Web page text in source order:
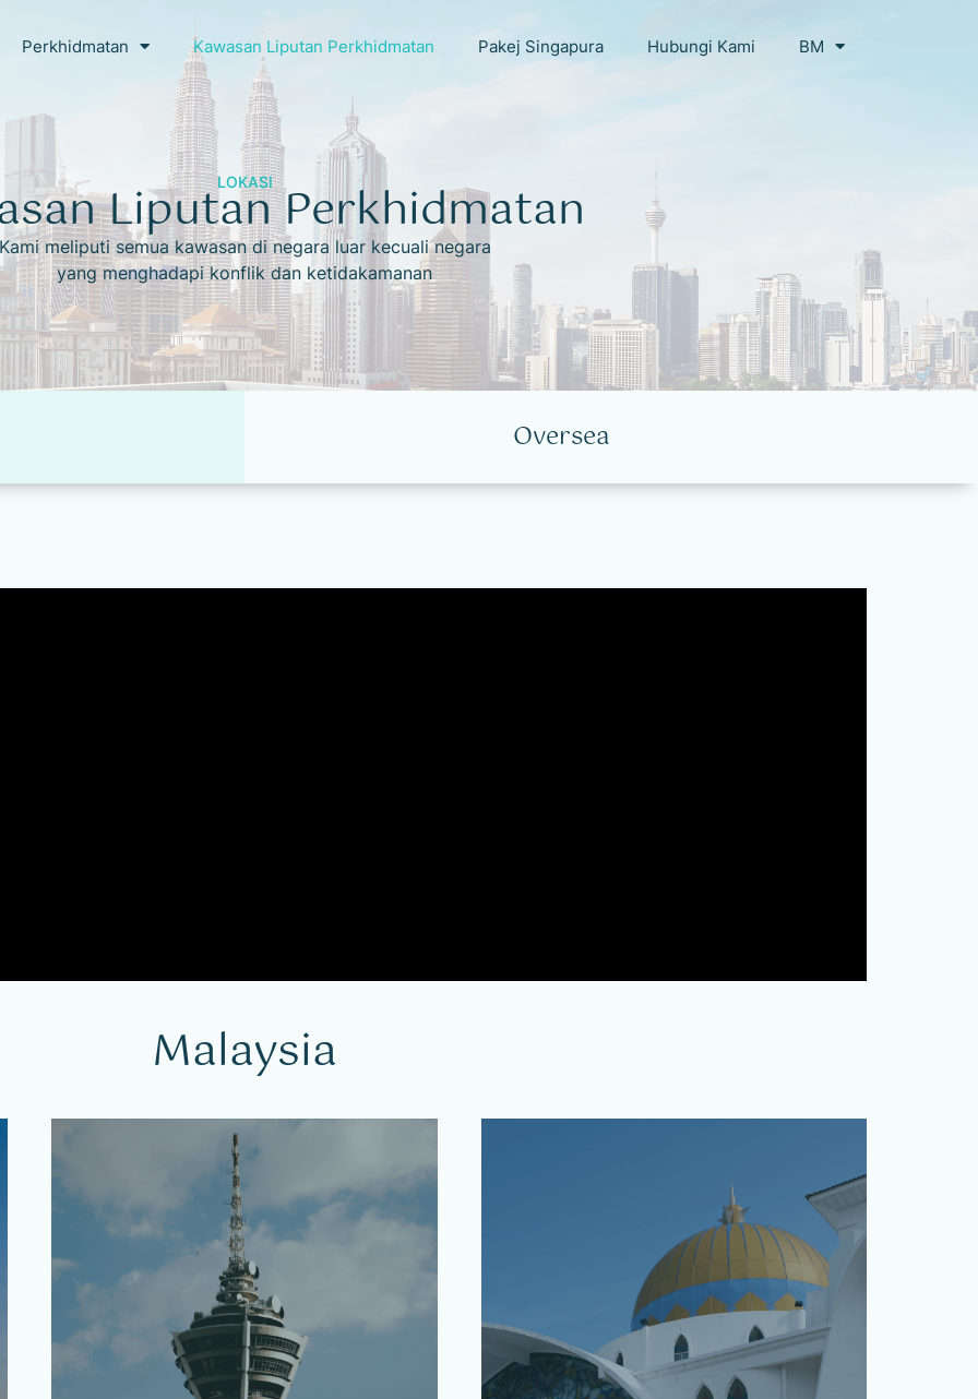
Perkhidmatan Kawasan Liputan Perkhidmatan Pakej Singapura Hubungi Kami BM
LOKASI
Liputan Perkhidmatan
Kami meliputi semua kawasan di negara luar kecuali negara
yang menghadapi konflik dan ketidakamanan
Oversea
Malaysia